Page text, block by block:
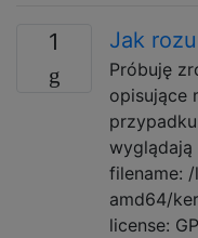
1 Jak
Próbuję
opisujące
wyglądają
filename:
amd64/
license: